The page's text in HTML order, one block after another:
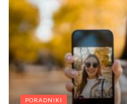
PORADNIKI